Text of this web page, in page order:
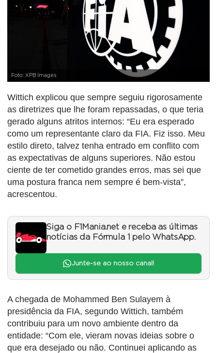
Foto: XPB Images
Wittich explicou que sempre seguiu rigorosamente
as diretrizes que lhe foram repassadas, o que teria
gerado alguns atritos internos: “Eu era esperado
como um representante claro da FIA. Fiz isso. Meu
estilo direto, talvez tenha entrado em conflito com
as expectativas de alguns superiores. Não estou
ciente de ter cometido grandes erros, mas sei que
uma postura franca nem sempre é bem-vista”,
acrescentou.
Siga o F1Mania.net e receba as últimas
notícias da Fórmula 1 pelo WhatsApp.
Junte-se ao nosso canal!
A chegada de Mohammed Ben Sulayem à
presidência da FIA, segundo Wittich, também
contribuiu para um novo ambiente dentro da
entidade: “Com ele, vieram novas ideias sobre o
que era desejado ou não. Continuei aplicando as